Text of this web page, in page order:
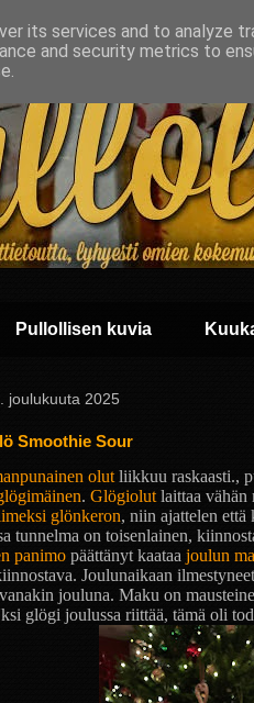
Pullollisen kuvia
joulukuuta 2025
Smoothie Sour
olut liikkuu raskaasti.,
. Glögiolut laittaa vähän
glönkeron, niin ajattelen että
tunnelma on toisenlainen,
panimo päättänyt kaataa joulun
Joulunaikaan ilmestyneet
jouluna. Maku on
glögi joulussa riittää, tämä oli
its services and to analyze
and security metrics to